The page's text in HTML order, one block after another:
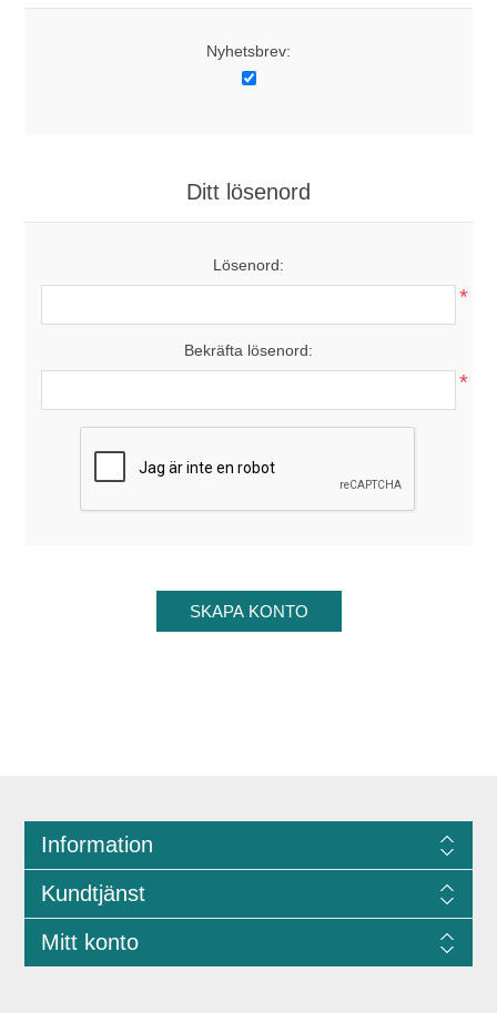
Nyhetsbrev:
Ditt lösenord
Lösenord:
*
Bekräfta lösenord:
*
Information
Kundtjänst
Mitt konto